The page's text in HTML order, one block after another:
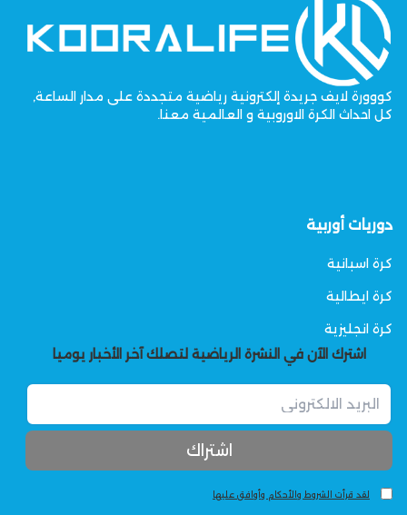
كووورة لايف جريدة إلكترونية رياضية متجددة على مدار الساعة,
كل احداث الكرة الاوروبية و العالمية معنا.
دوريات أوربية
كرة اسبانية
كرة ايطالية
كرة انجليزية
اشترك الآن في النشرة الرياضية لتصلك آخر الأخبار يوميا
لقد قرأت الشروط والأحكام وأوافق عليها